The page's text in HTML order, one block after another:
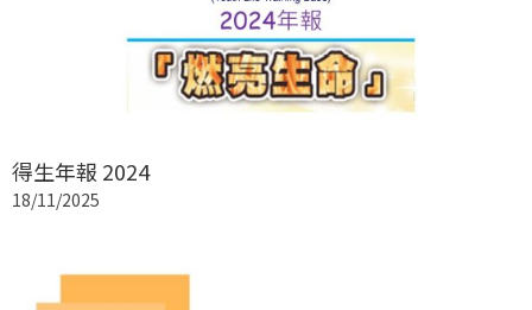
得生年報 2024
18/11/2025